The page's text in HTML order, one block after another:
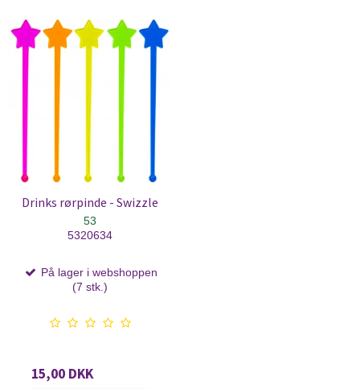
Drinks rørpinde - Swizzle
53
5320634
På lager i webshoppen
(7 stk.)
15,00 DKK